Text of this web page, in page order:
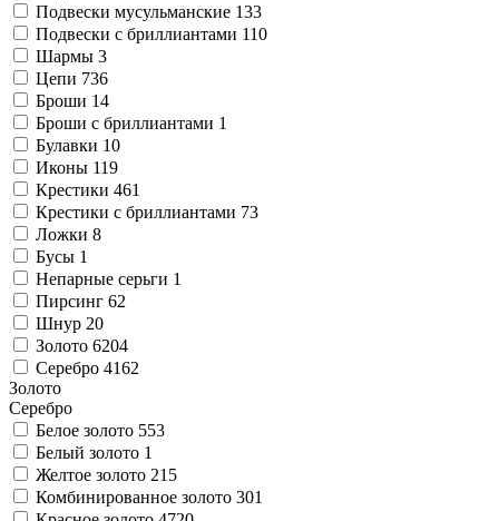
Подвески мусульманские 133
Подвески с бриллиантами 110
Шармы 3
Цепи 736
Броши 14
Броши с бриллиантами 1
Булавки 10
Иконы 119
Крестики 461
Крестики с бриллиантами 73
Ложки 8
Бусы 1
Непарные серьги 1
Пирсинг 62
Шнур 20
Золото 6204
Серебро 4162
Золото
Серебро
Белое золото 553
Белый золото 1
Желтое золото 215
Комбинированное золото 301